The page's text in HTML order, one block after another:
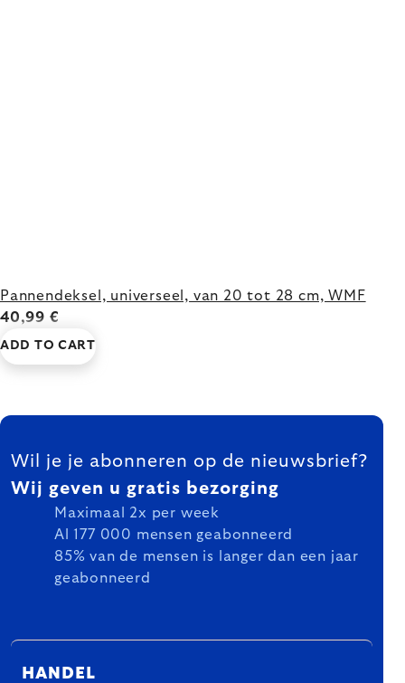
Pannendeksel, universeel, van 20 tot 28 cm, WMF
40,99 €
ADD TO CART
FOOTER
Wil je je abonneren op de nieuwsbrief?
Wij geven u gratis bezorging
Maximaal 2x per week
Al 177 000 mensen geabonneerd
85% van de mensen is langer dan een jaar
geabonneerd
HANDEL